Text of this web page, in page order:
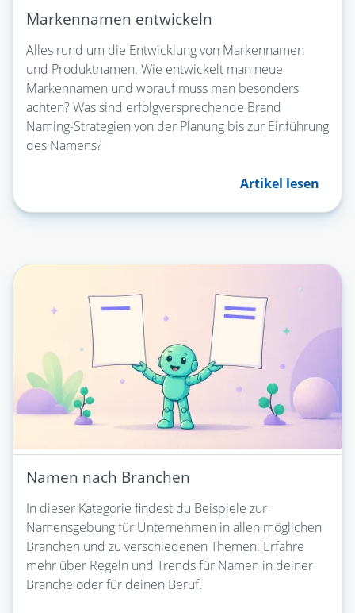
Markennamen entwickeln
Alles rund um die Entwicklung von Markennamen
und Produktnamen. Wie entwickelt man neue
Markennamen und worauf muss man besonders
achten? Was sind erfolgversprechende Brand
Naming-Strategien von der Planung bis zur Einführung
des Namens?
Artikel lesen
Namen nach Branchen
In dieser Kategorie findest du Beispiele zur
Namensgebung für Unternehmen in allen möglichen
Branchen und zu verschiedenen Themen. Erfahre
mehr über Regeln und Trends für Namen in deiner
Branche oder für deinen Beruf.